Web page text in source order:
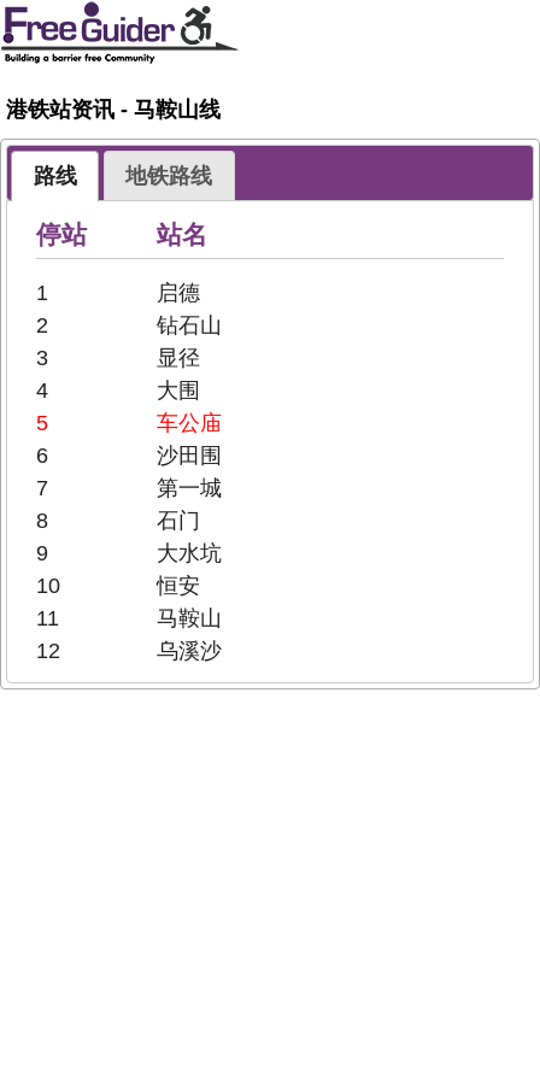
港铁站资讯 - 马鞍山线
路线 地铁路线
停站 站名
1
启德
2
钻石山
3
显径
4
大围
5
车公庙
6
沙田围
7
第一城
8
石门
9
大水坑
10
恒安
11
马鞍山
12
乌溪沙